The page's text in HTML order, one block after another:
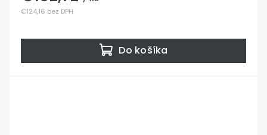
€124,16 bez DPH
Do košíka